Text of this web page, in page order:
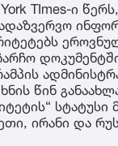
TImes-ი
წინ
სტატუსი
ირანი და